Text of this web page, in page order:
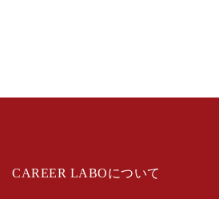
CAREER LABOについて